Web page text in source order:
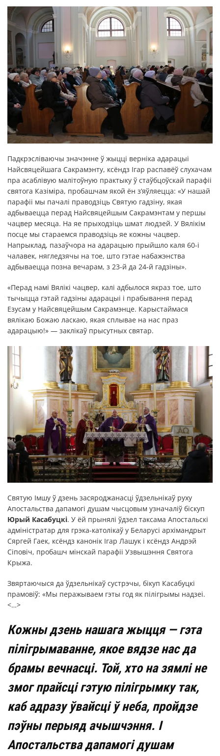
Падкрэсліваючы значэнне ў жыцці верніка адарацыі
Найсвяцейшага Сакрамэнту, ксёндз Ігар распавёў слухачам
пра асаблівую малітоўную практыку ў стаўбцоўскай парафіі
святога Казіміра, пробашчам якой ён з’яўляецца: «У нашай
парафіі мы пачалі праводзіць Святую гадзіну, якая
адбываецца перад Найсвяцейшым Сакрамэнтам у першы
чацвер месяца. На яе прыходзіць шмат людзей. У Вялікім
посце мы стараемся праводзіць яе кожны чацвер.
Напрыклад, пазаўчора на адарацыю прыйшло каля 60-і
чалавек, нягледзячы на тое, што гэтае набажэнства
адбываецца позна вечарам, з 23-й да 24-й гадзіны».
«Перад намі Вялікі чацвер, калі адбылося якраз тое, што
тычыцца гэтай гадзіны адарацыі і прабывання перад
Езусам у Найсвяцейшым Сакрамэнце. Карыстаймася
вялікаю Божаю ласкаю, якая сплывае на нас праз
адарацыю!» — заклікаў прысутных святар.
Святую Імшу ў дзень засяроджанасці ўдзельнікаў руху
Апостальства дапамогі душам чысцовым узначаліў біскуп
Юрый Касабуцкі. У ёй прынялі ўдзел таксама Апостальскі
адміністратар для грэка-католікаў у Беларусі архімандрыт
Сяргей Гаек, ксёндз канонік Ігар Лашук і ксёндз Андрэй
Сіповіч, пробашч мінскай парафіі Узвышэння Святога
Крыжа.
Звяртаючыся да ўдзельнікаў сустрэчы, бікуп Касабуцкі
прамовіў: «Мы перажываем гэты год як пілігрымы надзеі.
<…>
Кожны дзень нашага жыцця — гэта
пілігрымаванне, якое вядзе нас да
брамы вечнасці. Той, хто на зямлі не
змог прайсці гэтую пілігрымку так,
каб адразу ўвайсці ў неба, пройдзе
пэўны перыяд ачышчэння. І
Апостальства дапамогі душам